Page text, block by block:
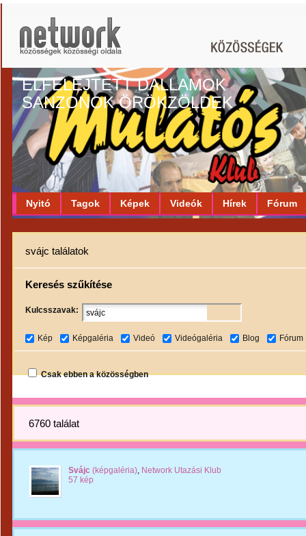
ELFELEJTETT DALLAMOK
SANZONOK ÖRÖKZÖLDEK
Nyitó Tagok Képek Videók Hírek Fórum
svájc találatok
Keresés szűkítése
Kulcsszavak:
Kép Képgaléria Videó Videógaléria Blog Fórum
Csak ebben a közösségben
6760 találat
Svájc (képgaléria), Network Utazási Klub
57 kép